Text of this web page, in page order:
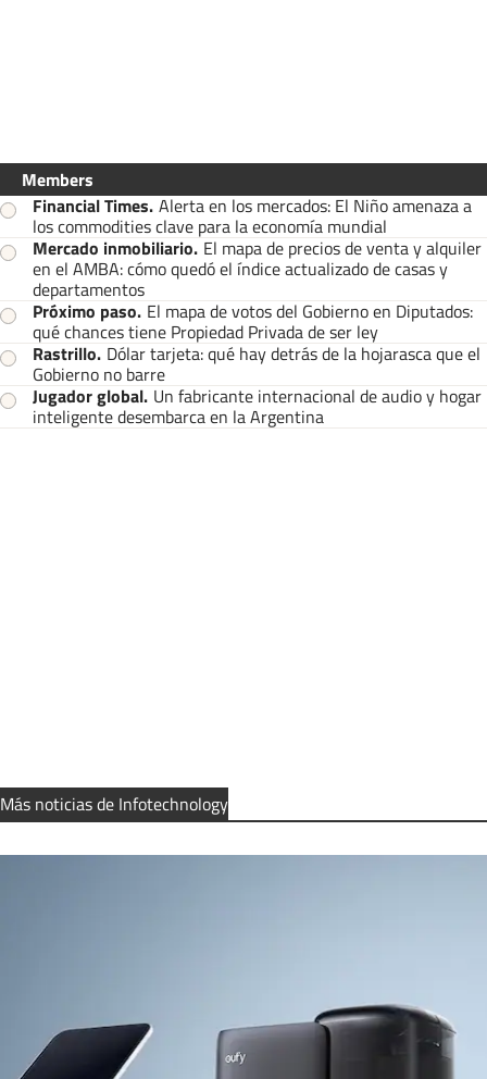
Members
Financial Times. Alerta en los mercados: El Niño amenaza a
los commodities clave para la economía mundial
Mercado inmobiliario. El mapa de precios de venta y alquiler
en el AMBA: cómo quedó el índice actualizado de casas y
departamentos
Próximo paso. El mapa de votos del Gobierno en Diputados:
qué chances tiene Propiedad Privada de ser ley
Rastrillo. Dólar tarjeta: qué hay detrás de la hojarasca que el
Gobierno no barre
Jugador global. Un fabricante internacional de audio y hogar
inteligente desembarca en la Argentina
Más noticias de Infotechnology